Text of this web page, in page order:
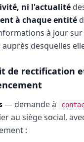
ni l'actualité
à chaque entité
à jour sur
desquelles
de rectification
— demande à
au siège social,
: